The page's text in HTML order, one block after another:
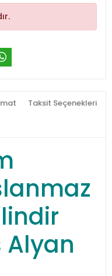
Taksit Seçenekleri
Alyan